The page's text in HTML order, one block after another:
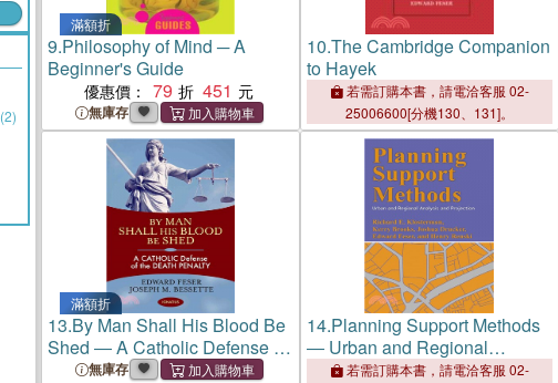
(2)
滿額折
9.Philosophy of Mind ─ A
Beginner's Guide
優惠價： 79 451
無庫存
10.The Cambridge Companion
to Hayek
若需訂購本書，請電洽客服 02-
25006600[分機130、131]。
滿額折
13.By Man Shall His Blood Be
Shed ― A Catholic Defense of
the Death Penalty
無庫存
14.Planning Support Methods
― Urban and Regional
Analysis and Projection
若需訂購本書，請電洽客服 02-